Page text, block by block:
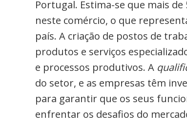
Portugal. Estima-se que mais
neste comércio, o que
país. A criação de postos de
produtos e serviços
e processos produtivos. A
do setor, e as empresas têm
para garantir que os seus
enfrentar os desafios do